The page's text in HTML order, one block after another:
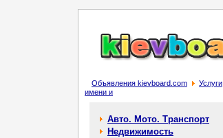
Объявления kievboard.com Услуги
имени и
Авто. Мото. Транспорт
Недвижимость